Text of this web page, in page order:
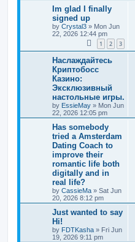
Im glad I finally
signed up
by Crystal3 » Mon Jun
22, 2026 12:44 pm
1 2 3
Наслаждайтесь
Криптобосс
Казино:
Эксклюзивный
настольные игры.
by EssieMay » Mon Jun
22, 2026 12:05 pm
Has somebody
tried a Amsterdam
Dating Coach to
improve their
romantic life both
digitally and in
real life?
by CassieMa » Sat Jun
20, 2026 8:12 pm
Just wanted to say
Hi!
by FDTKasha » Fri Jun
19, 2026 9:11 pm